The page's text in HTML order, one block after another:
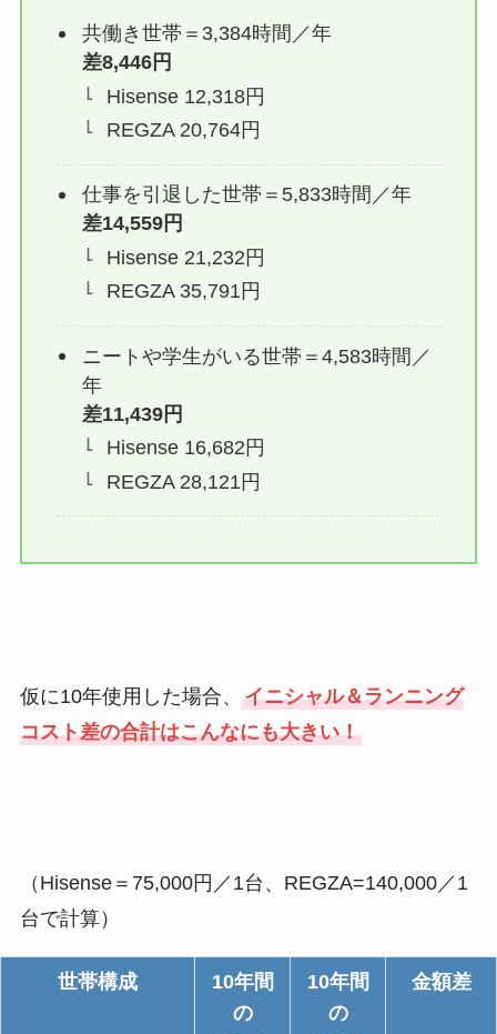
共働き世帯＝3,384時間／年
差8,446円
Hisense 12,318円
REGZA 20,764円
仕事を引退した世帯＝5,833時間／年
差14,559円
Hisense 21,232円
REGZA 35,791円
ニートや学生がいる世帯＝4,583時間／
年
差11,439円
Hisense 16,682円
REGZA 28,121円
仮に10年使用した場合、 イニシャル＆ランニング
コスト差の合計はこんなにも大きい！
（Hisense＝75,000円／1台、REGZA=140,000／1
台で計算）
世帯構成
10年間
の
10年間
の
金額差